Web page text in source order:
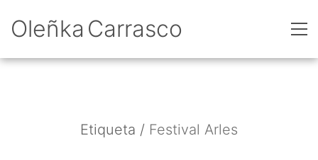
Oleñka Carrasco
Etiqueta / Festival Arles